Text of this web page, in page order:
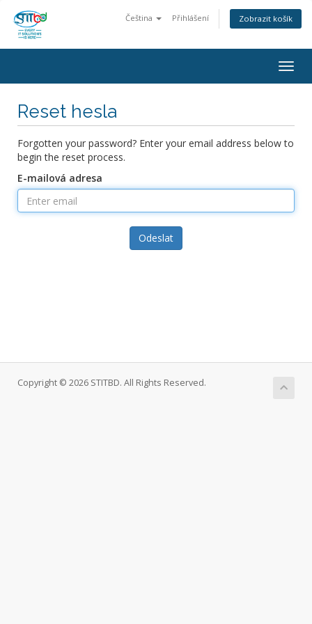
Čeština Přihlášení Zobrazit košík
Reset hesla
Forgotten your password? Enter your email address below to
begin the reset process.
E-mailová adresa
Odeslat
Copyright © 2026 STITBD. All Rights Reserved.